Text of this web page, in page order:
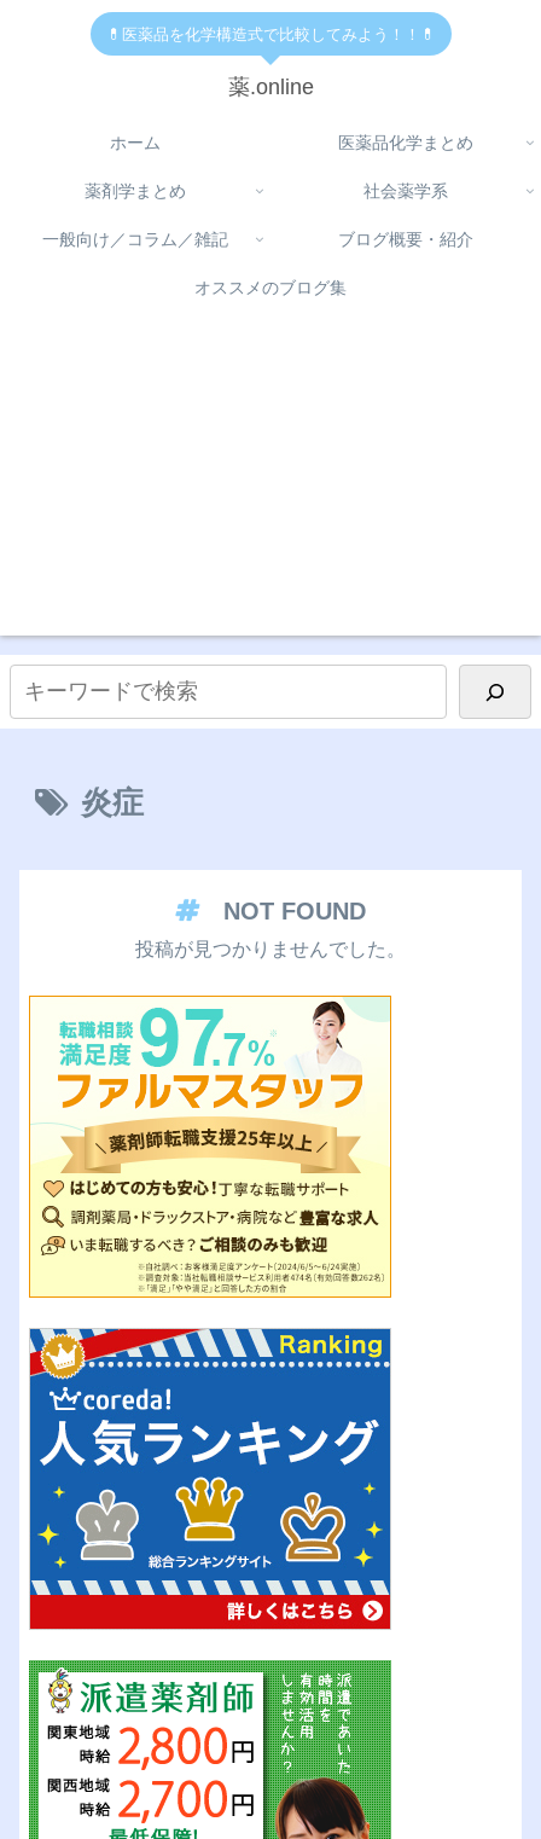
💊医薬品を化学構造式で比較してみよう！！💊
薬.online
ホーム 医薬品化学まとめ
薬剤学まとめ 社会薬学系
一般向け／コラム／雑記 ブログ概要・紹介
オススメのブログ集
炎症
NOT FOUND
投稿が見つかりませんでした。